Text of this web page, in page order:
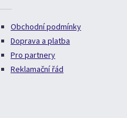
Obchodní podmínky
Doprava a platba
Pro partnery
Reklamační řád